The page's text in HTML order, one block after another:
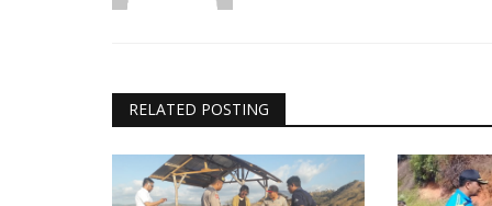
RELATED POSTING